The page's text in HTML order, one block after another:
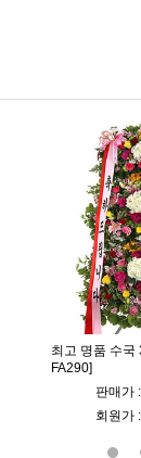
최고 명품 수국
FA290]
판매가
회원가 :